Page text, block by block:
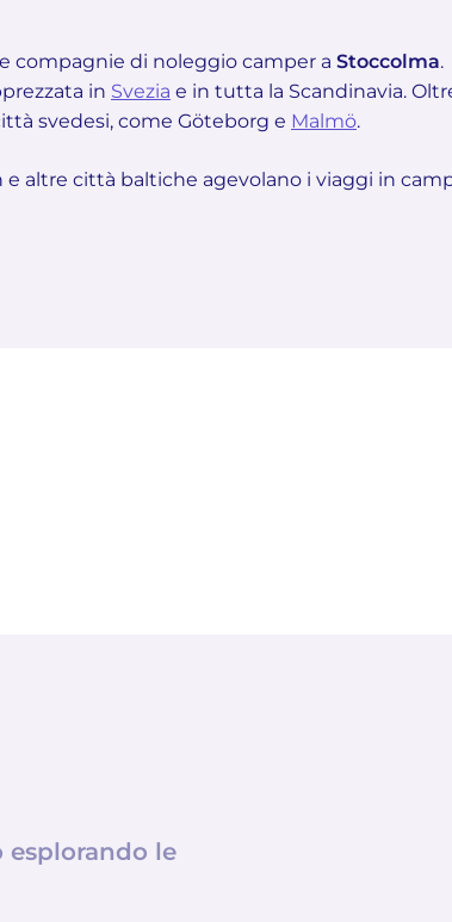
compagnie di noleggio camper a Stoccolma.
in Svezia e in tutta la Scandinavia.
svedesi, come Göteborg e Malmö.
altre città baltiche agevolano i viaggi in
esplorando le